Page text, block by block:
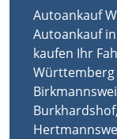
Autoankauf
Autoankauf
kaufen Ihr
Württemberg